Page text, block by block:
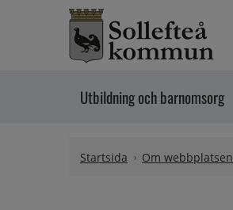
Hoppa till innehåll
Utbildning och barnomsorg
Startsida Om webbplatsen